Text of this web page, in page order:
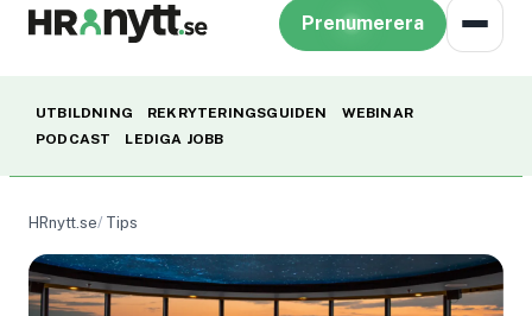
Prenumerera
UTBILDNING REKRYTERINGSGUIDEN
WEBINAR
PODCAST
LEDIGA JOBB
HRnytt.se Tips